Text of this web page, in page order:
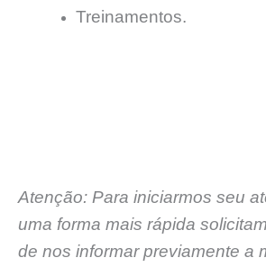
Treinamentos.
Atenção: Para iniciarmos seu
uma forma mais rápida
de nos informar previamente a